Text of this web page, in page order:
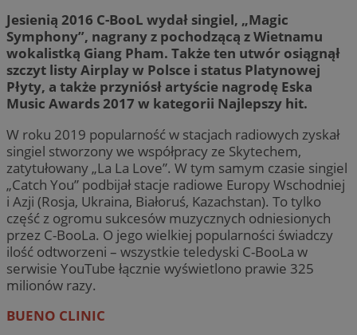
Jesienią 2016 C-BooL wydał singiel, „Magic
Symphony”, nagrany z pochodzącą z Wietnamu
wokalistką Giang Pham. Także ten utwór osiągnął
szczyt listy Airplay w Polsce i status Platynowej
Płyty, a także przyniósł artyście nagrodę Eska
Music Awards 2017 w kategorii Najlepszy hit.
W roku 2019 popularność w stacjach radiowych zyskał
singiel stworzony we współpracy ze Skytechem,
zatytułowany „La La Love”. W tym samym czasie singiel
„Catch You” podbijał stacje radiowe Europy Wschodniej
i Azji (Rosja, Ukraina, Białoruś, Kazachstan). To tylko
część z ogromu sukcesów muzycznych odniesionych
przez C-BooLa. O jego wielkiej popularności świadczy
ilość odtworzeni – wszystkie teledyski C-BooLa w
serwisie YouTube łącznie wyświetlono prawie 325
milionów razy.
BUENO CLINIC